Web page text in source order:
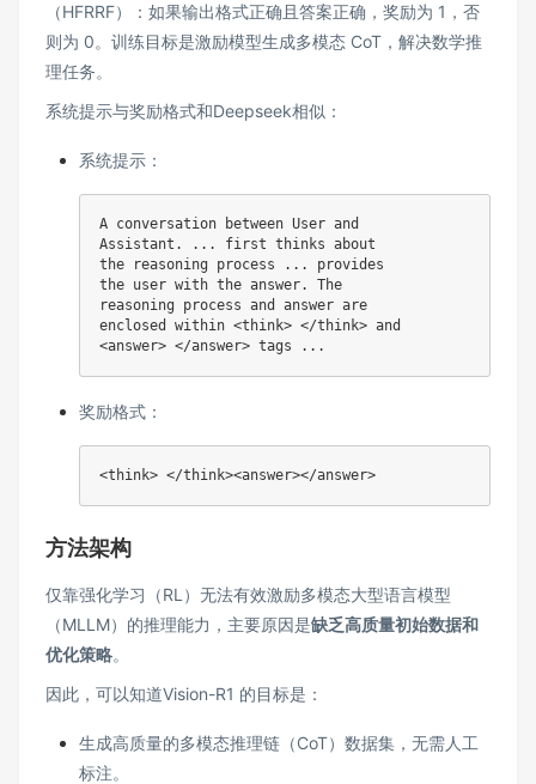
（HFRRF）：如果输出格式正确且答案正确，奖励为 1，否
则为 0。训练目标是激励模型生成多模态 CoT，解决数学推
理任务。
系统提示与奖励格式和Deepseek相似：
系统提示：
A conversation between User and
Assistant. ... first thinks about
the reasoning process ... provides
the user with the answer. The
reasoning process and answer are
enclosed within <think> </think> and
奖励格式：
方法架构
仅靠强化学习（RL）无法有效激励多模态大型语言模型
（MLLM）的推理能力，主要原因是缺乏高质量初始数据和
优化策略。
因此，可以知道Vision-R1 的目标是：
生成高质量的多模态推理链（CoT）数据集，无需人工
标注。